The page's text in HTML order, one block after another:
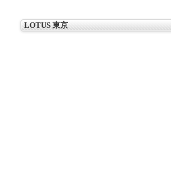
LOTUS 東京